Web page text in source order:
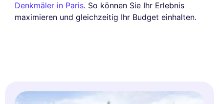
Denkmäler in Paris. So können Sie Ihr Erlebnis
maximieren und gleichzeitig Ihr Budget einhalten.